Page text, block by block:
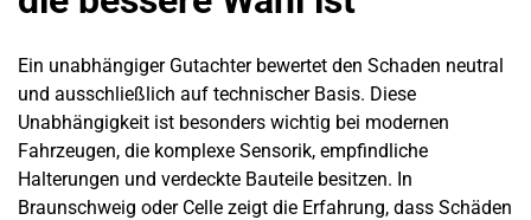
Ein unabhängiger Gutachter bewertet den Schaden neutral
und ausschließlich auf technischer Basis. Diese
Unabhängigkeit ist besonders wichtig bei modernen
Fahrzeugen, die komplexe Sensorik, empfindliche
Halterungen und verdeckte Bauteile besitzen. In
Braunschweig oder Celle zeigt die Erfahrung, dass Schäden